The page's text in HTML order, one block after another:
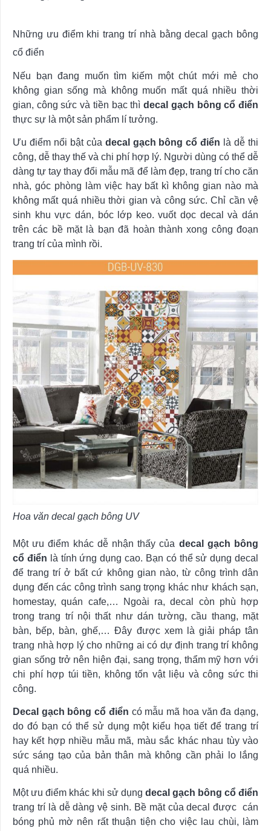
Những ưu điểm khi trang trí nhà bằng decal gạch bông
cổ điển
Nếu bạn đang muốn tìm kiếm một chút mới mẻ cho
không gian sống mà không muốn mất quá nhiều thời
gian, công sức và tiền bạc thìdecal gạch bông cổ điển
thực sự là một sản phẩm lí tưởng.
Ưu điểm nổi bật của decal gạch bông cổ điển là dễ thi
công, dễ thay thế và chi phí hợp lý. Người dùng có thể dễ
dàng tự tay thay đổi mẫu mã để làm đẹp, trang trí cho căn
nhà, góc phòng làm việc hay bất kì không gian nào mà
không mất quá nhiều thời gian và công sức. Chỉ cần vệ
sinh khu vực dán, bóc lớp keo. vuốt dọc decal và dán
trên các bề mặt là bạn đã hoàn thành xong công đoạn
trang trí của mình rồi.
Hoa văn decal gạch bông UV
Một ưu điểm khác dễ nhận thấy của decal gạch bông
cổ điển là tính ứng dụng cao. Bạn có thể sử dụng decal
để trang trí ở bất cứ không gian nào, từ công trình dân
dụng đến các công trình sang trọng khác như khách sạn,
homestay, quán cafe,… Ngoài ra, decal còn phù hợp
trong trang trí nội thất như dán tường, cầu thang, mặt
bàn, bếp, bàn, ghế,… Đây được xem là giải pháp tân
trang nhà hợp lý cho những ai có dự định trang trí không
gian sống trở nên hiện đại, sang trọng, thẩm mỹ hơn với
chi phí hợp túi tiền, không tốn vật liệu và công sức thi
công.
Decal gạch bông cổ điển có mẫu mã hoa văn đa dạng,
do đó bạn có thể sử dụng một kiểu họa tiết để trang trí
hay kết hợp nhiều mẫu mã, màu sắc khác nhau tùy vào
sức sáng tạo của bản thân mà không cần phải lo lắng
quá nhiều.
Một ưu điểm khác khi sử dụng decal gạch bông cổ điển
trang trí là dễ dàng vệ sinh. Bề mặt của decal được cán
bóng phủ mờ nên rất thuận tiện cho việc lau chùi, làm